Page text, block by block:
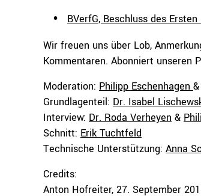
BVerfG, Beschluss des
Wir freuen uns über Lob,
Kommentaren. Abonniert unseren
Moderation: Philipp Eschenhagen &
Grundlagenteil: Dr. Isabel
Interview: Dr. Roda Verheyen &
Schnitt: Erik Tuchtfeld
Technische Unterstützung: Anna
Credits:
Anton Hofreiter, 27. September